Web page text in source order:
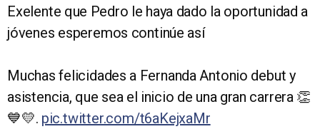
Exelente que Pedro le haya dado la oportunidad a
jóvenes esperemos continúe así
Muchas felicidades a Fernanda Antonio debut y
asistencia, que sea el inicio de una gran carrera 👏
💙💛. pic.twitter.com/t6aKejxaMr